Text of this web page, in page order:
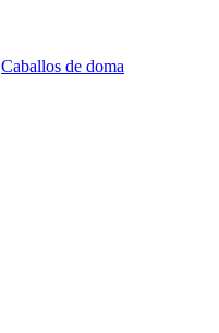
Caballos de doma